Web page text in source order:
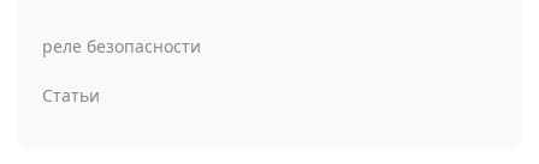
реле безопасности
Статьи